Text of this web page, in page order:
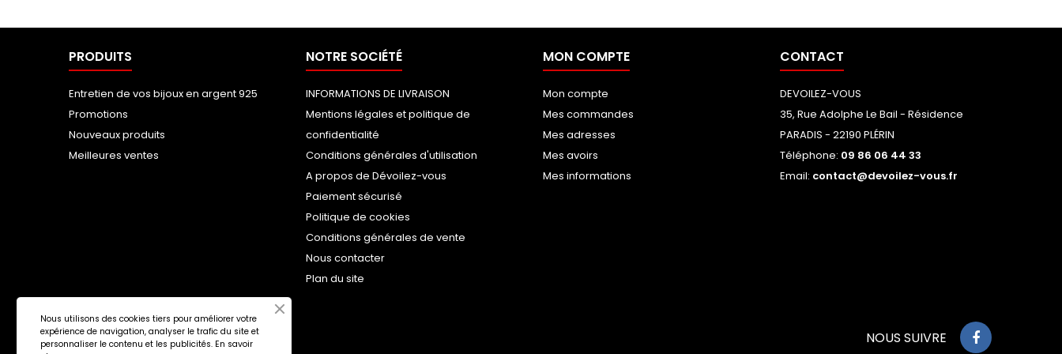
PRODUITS
Entretien de vos bijoux en argent 925
Promotions
Nouveaux produits
Meilleures ventes
NOTRE SOCIÉTÉ
INFORMATIONS DE LIVRAISON
Mentions légales et politique de
confidentialité
Conditions générales d'utilisation
A propos de Dévoilez-vous
Paiement sécurisé
Politique de cookies
Conditions générales de vente
Nous contacter
Plan du site
MON COMPTE
Mon compte
Mes commandes
Mes adresses
Mes avoirs
Mes informations
CONTACT
DEVOILEZ-VOUS
35, Rue Adolphe Le Bail - Résidence
PARADIS - 22190 PLÉRIN
Téléphone: 09 86 06 44 33
Email: contact@devoilez-vous.fr
NOUS SUIVRE
Nous utilisons des cookies tiers pour améliorer votre
expérience de navigation, analyser le trafic du site et
personnaliser le contenu et les publicités. En savoir